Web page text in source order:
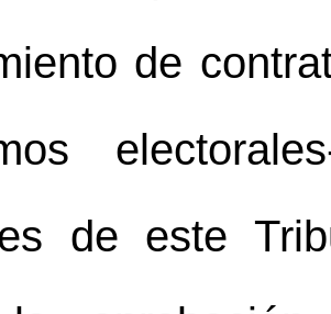
de
de este